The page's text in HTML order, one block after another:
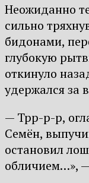
Неожиданно
сильно
бидонами,
глубокую
откинуло
удержался за
— Трр-р-р,
Семён,
остановил
обличием…», —